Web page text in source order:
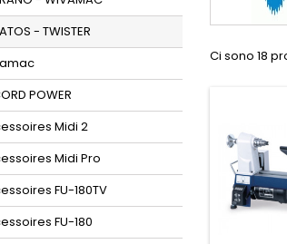
- TWISTER
POWER
Midi 2
Midi Pro
FU-180TV
FU-180
Ci sono 18